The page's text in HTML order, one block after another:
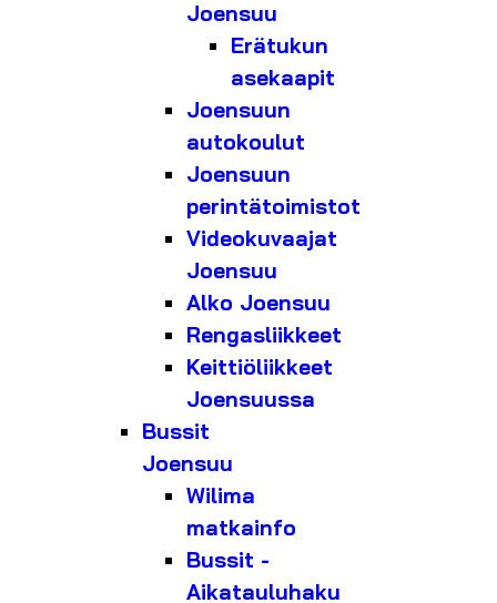
Joensuu
Erätukun
asekaapit
Joensuun
autokoulut
Joensuun
perintätoimistot
Videokuvaajat
Joensuu
Alko Joensuu
Rengasliikkeet
Keittiöliikkeet
Joensuussa
Bussit
Joensuu
Wilima
matkainfo
Bussit -
Aikatauluhaku